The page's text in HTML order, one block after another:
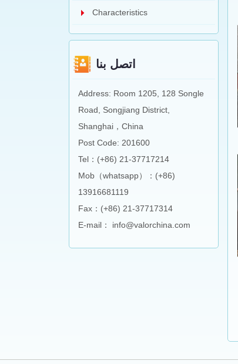
Characteristics
اتصل بنا
Address: Room 1205, 128 Songle
Road, Songjiang District,
Shanghai，China
Post Code: 201600
Tel：(+86) 21-37717214
Mob（whatsapp）：(+86)
13916681119
Fax：(+86) 21-37717314
E-mail： info@valorchina.com